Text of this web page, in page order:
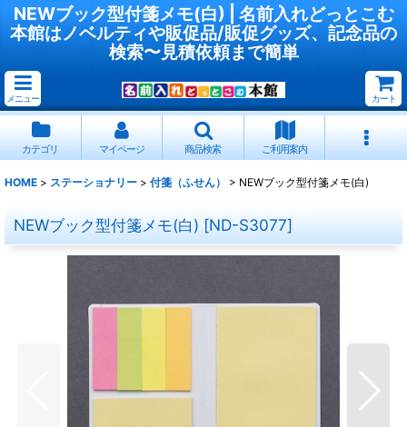
NEWブック型付箋メモ(白) | 名前入れどっとこむ
本館はノベルティや販促品/販促グッズ、記念品の
検索〜見積依頼まで簡単
メニュー カート
カテゴリ マイページ 商品検索 ご利用案内
HOME > ステーショナリー > 付箋（ふせん） > NEWブック型付箋メモ(白)
NEWブック型付箋メモ(白) [ND-S3077]